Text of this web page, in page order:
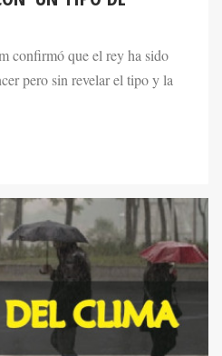
confirmó que el rey ha sido
pero sin revelar el tipo y la